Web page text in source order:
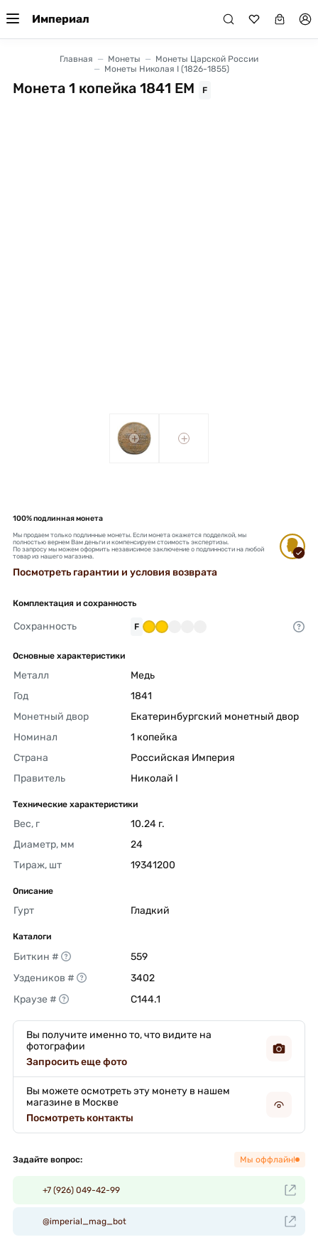
Империал
Главная Монеты
Монеты Царской России
Монеты Николая I (1826-1855)
Монета 1 копейка 1841 ЕМ F
+ +
100% подлинная монета
Мы продаем только подлинные монеты. Если монета окажется подделкой, мы
полностью вернем Вам деньги и компенсируем стоимость экспертизы.
По запросу мы можем оформить независимое заключение о подлинности на любой
товар из нашего магазина.
Посмотреть гарантии и условия возврата
Комплектация и сохранность
Сохранность F
Основные характеристики
Металл
Медь
Год
1841
Монетный двор
Екатеринбургский монетный двор
Номинал
1 копейка
Страна
Российская Империя
Правитель
Николай I
Технические характеристики
Вес, г
10.24 г.
Диаметр, мм
24
Тираж, шт
19341200
Описание
Гурт Гладкий
Каталоги
Биткин #
559
Уздеников #
3402
Краузе #
C144.1
Вы получите именно то, что видите на
фотографии
Запросить еще фото
Вы можете осмотреть эту монету в нашем
магазине в Москве
Посмотреть контакты
Задайте вопрос: Мы оффлайн!
+7 (926) 049-42-99
@imperial_mag_bot